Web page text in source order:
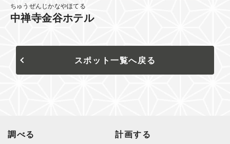
ちゅうぜんじかなやほてる
中禅寺金谷ホテル
スポット一覧へ戻る
調べる 計画する